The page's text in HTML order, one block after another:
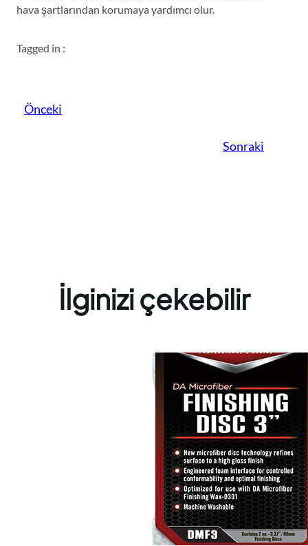
hava şartlarından korumaya yardımcı olur.
Tagged in :
Önceki
Sonraki
İlginizi çekebilir